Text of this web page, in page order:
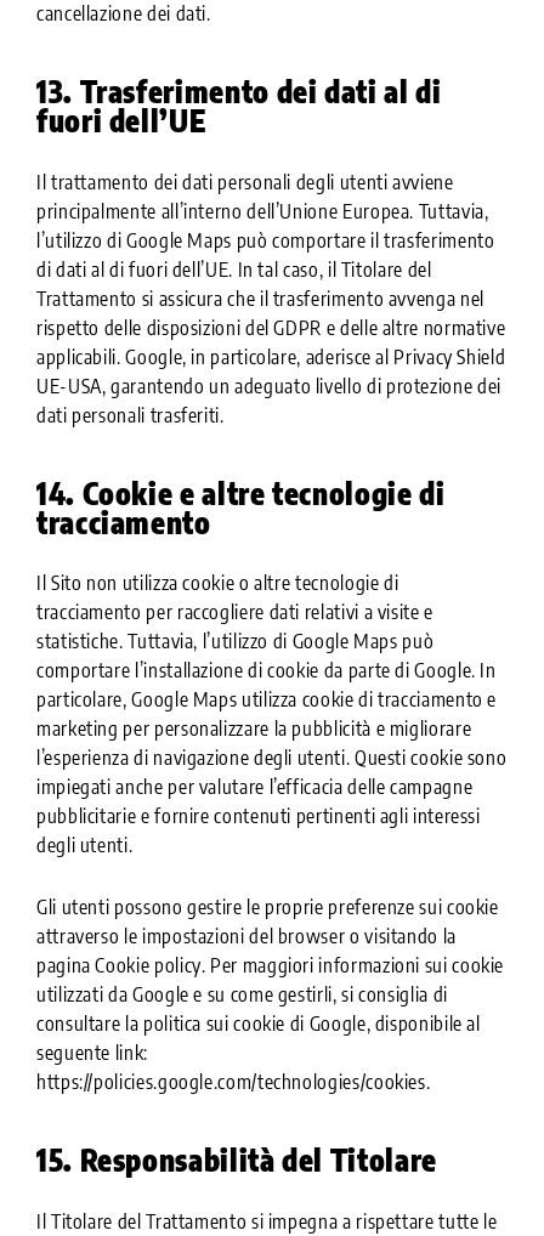
cancellazione dei dati.
13. Trasferimento dei dati al di
fuori dell’UE
Il trattamento dei dati personali degli utenti avviene
principalmente all’interno dell’Unione Europea. Tuttavia,
l’utilizzo di Google Maps può comportare il trasferimento
di dati al di fuori dell’UE. In tal caso, il Titolare del
Trattamento si assicura che il trasferimento avvenga nel
rispetto delle disposizioni del GDPR e delle altre normative
applicabili. Google, in particolare, aderisce al Privacy Shield
UE-USA, garantendo un adeguato livello di protezione dei
dati personali trasferiti.
14. Cookie e altre tecnologie di
tracciamento
Il Sito non utilizza cookie o altre tecnologie di
tracciamento per raccogliere dati relativi a visite e
statistiche. Tuttavia, l’utilizzo di Google Maps può
comportare l’installazione di cookie da parte di Google. In
particolare, Google Maps utilizza cookie di tracciamento e
marketing per personalizzare la pubblicità e migliorare
l’esperienza di navigazione degli utenti. Questi cookie sono
impiegati anche per valutare l’efficacia delle campagne
pubblicitarie e fornire contenuti pertinenti agli interessi
degli utenti.
Gli utenti possono gestire le proprie preferenze sui cookie
attraverso le impostazioni del browser o visitando la
pagina Cookie policy. Per maggiori informazioni sui cookie
utilizzati da Google e su come gestirli, si consiglia di
consultare la politica sui cookie di Google, disponibile al
seguente link:
https://policies.google.com/technologies/cookies.
15. Responsabilità del Titolare
Il Titolare del Trattamento si impegna a rispettare tutte le